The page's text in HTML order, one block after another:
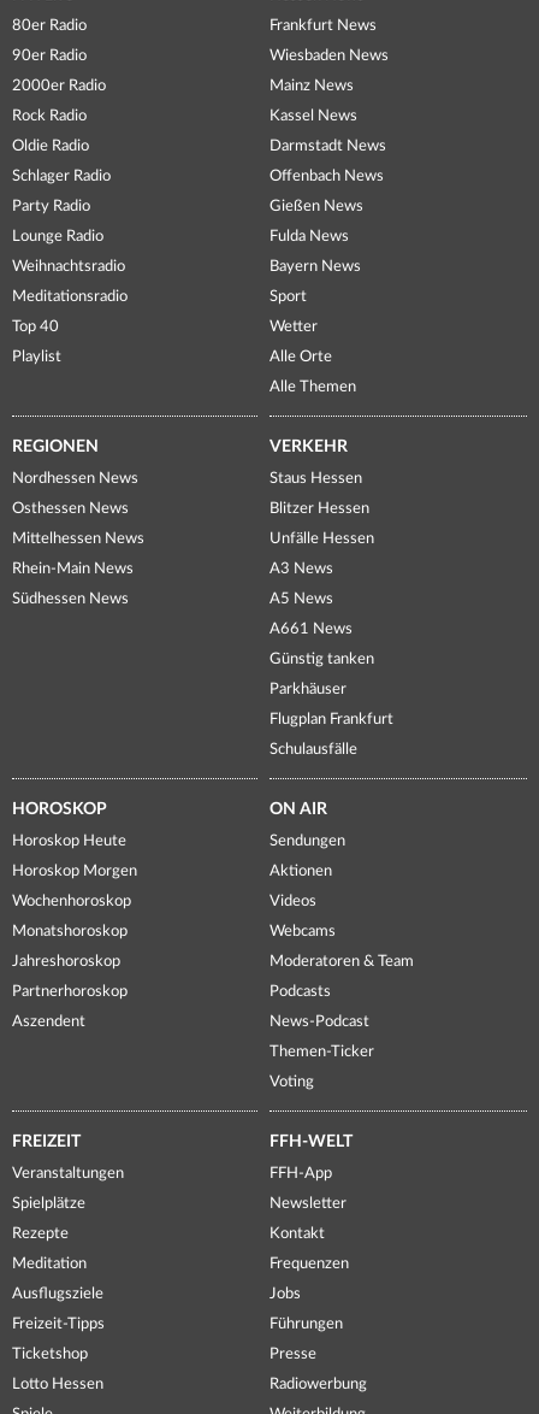
80er Radio
90er Radio
2000er Radio
Rock Radio
Oldie Radio
Schlager Radio
Party Radio
Lounge Radio
Weihnachtsradio
Meditationsradio
Top 40
Playlist
Frankfurt News
Wiesbaden News
Mainz News
Kassel News
Darmstadt News
Offenbach News
Gießen News
Fulda News
Bayern News
Sport
Wetter
Alle Orte
Alle Themen
REGIONEN
Nordhessen News
Osthessen News
Mittelhessen News
Rhein-Main News
Südhessen News
VERKEHR
Staus Hessen
Blitzer Hessen
Unfälle Hessen
A3 News
A5 News
A661 News
Günstig tanken
Parkhäuser
Flugplan Frankfurt
Schulausfälle
HOROSKOP
Horoskop Heute
Horoskop Morgen
Wochenhoroskop
Monatshoroskop
Jahreshoroskop
Partnerhoroskop
Aszendent
ON AIR
Sendungen
Aktionen
Videos
Webcams
Moderatoren & Team
Podcasts
News-Podcast
Themen-Ticker
Voting
FREIZEIT
Veranstaltungen
Spielplätze
Rezepte
Meditation
Ausflugsziele
Freizeit-Tipps
Ticketshop
Lotto Hessen
FFH-WELT
FFH-App
Newsletter
Kontakt
Frequenzen
Jobs
Führungen
Presse
Radiowerbung